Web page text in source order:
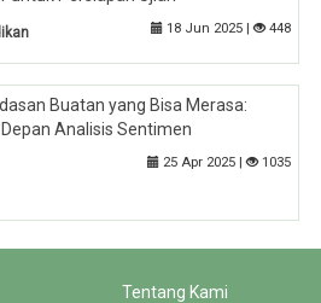
18 Jun 2025 | 448
Buatan yang Bisa Merasa:
Analisis Sentimen
25 Apr 2025 | 1035
Tentang Kami